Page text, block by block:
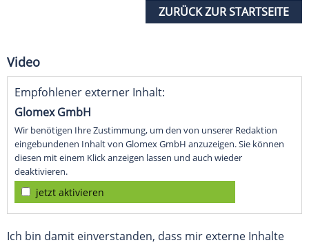
ZURÜCK ZUR STARTSEITE
Video
Empfohlener externer Inhalt:
Glomex GmbH
Wir benötigen Ihre Zustimmung, um den von unserer Redaktion
eingebundenen Inhalt von Glomex GmbH anzuzeigen. Sie können
diesen mit einem Klick anzeigen lassen und auch wieder
deaktivieren.
jetzt aktivieren
Ich bin damit einverstanden, dass mir externe Inhalte